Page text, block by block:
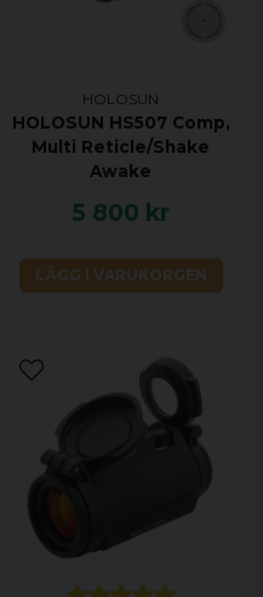
HOLOSUN
HOLOSUN HS507 Comp,
Multi Reticle/Shake
Awake
5 800 kr
LÄGG I VARUKORGEN